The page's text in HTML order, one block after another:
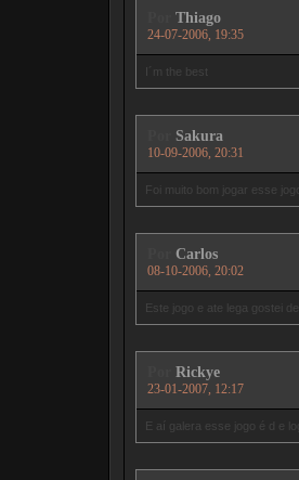
Thiago
24-07-2006, 19:35
I´m the best
Sakura
10-09-2006, 20:31
Foi muito bom jogar esse
Carlos
08-10-2006, 20:02
Este jogo e ate lega gostei de
Rickye
23-01-2007, 12:17
E aí galera esse jogo é d e